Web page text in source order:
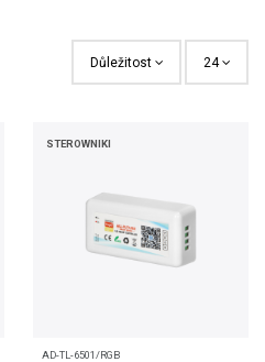
Důležitost 24
STEROWNIKI
AD-TL-6501/RGB